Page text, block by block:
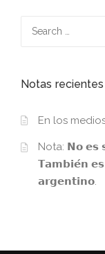
Notas recientes
En los
Nota: 𝗡𝗼 𝗲𝘀
𝗧𝗮𝗺𝗯𝗶𝗲́𝗻 𝗲𝘀
𝗮𝗿𝗴𝗲𝗻𝘁𝗶𝗻𝗼.